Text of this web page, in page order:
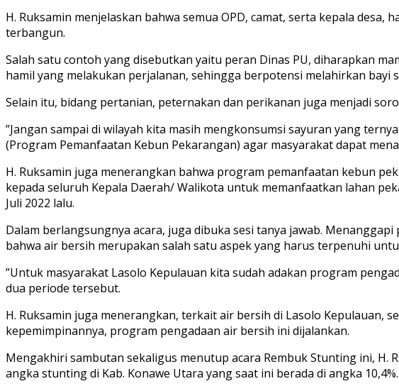
H. Ruksamin menjelaskan bahwa semua OPD, camat, serta kepala
terbangun.
Salah satu contoh yang disebutkan yaitu peran Dinas PU, diharapkan
hamil yang melakukan perjalanan, sehingga berpotensi melahirkan bayi
Selain itu, bidang pertanian, peternakan dan perikanan juga menjadi
”Jangan sampai di wilayah kita masih mengkonsumsi sayuran yang
(Program Pemanfaatan Kebun Pekarangan) agar masyarakat dapat
H. Ruksamin juga menerangkan bahwa program pemanfaatan kebun
kepada seluruh Kepala Daerah/ Walikota untuk memanfaatkan lahan
Juli 2022 lalu.
Dalam berlangsungnya acara, juga dibuka sesi tanya jawab.
bahwa air bersih merupakan salah satu aspek yang harus terpenuhi
”Untuk masyarakat Lasolo Kepulauan kita sudah adakan program
dua periode tersebut.
H. Ruksamin juga menerangkan, terkait air bersih di Lasolo Kepulauan,
kepemimpinannya, program pengadaan air bersih ini dijalankan.
Mengakhiri sambutan sekaligus menutup acara Rembuk Stunting ini,
angka stunting di Kab. Konawe Utara yang saat ini berada di angka 10,4%.